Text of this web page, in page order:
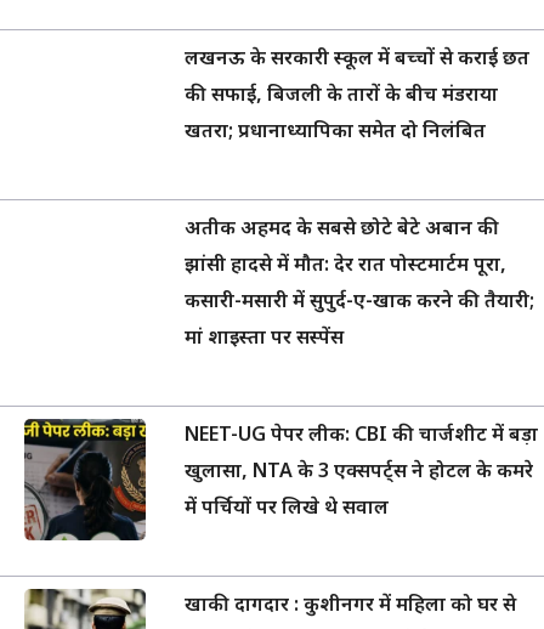
लखनऊ के सरकारी स्कूल में बच्चों से कराई छत
की सफाई, बिजली के तारों के बीच मंडराया
खतरा; प्रधानाध्यापिका समेत दो निलंबित
अतीक अहमद के सबसे छोटे बेटे अबान की
झांसी हादसे में मौत: देर रात पोस्टमार्टम पूरा,
कसारी-मसारी में सुपुर्द-ए-खाक करने की तैयारी;
मां शाइस्ता पर सस्पेंस
NEET-UG पेपर लीक: CBI की चार्जशीट में बड़ा
खुलासा, NTA के 3 एक्सपर्ट्स ने होटल के कमरे
में पर्चियों पर लिखे थे सवाल
खाकी दागदार : कुशीनगर में महिला को घर से